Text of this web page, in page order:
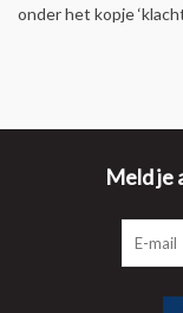
onder het kopje
Meld je